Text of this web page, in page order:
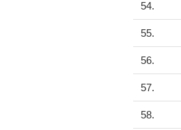
54.
55.
56.
57.
58.